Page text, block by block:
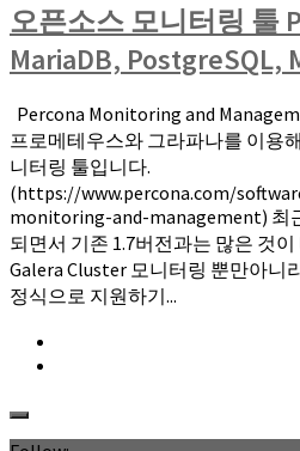
오픈소스 모니터링 툴
MariaDB, PostgreSQL,
Percona Monitoring and
프로메테우스와 그라파나를 이용
니터링 툴입니다.
(https://www.percona.com/
monitoring-and-management) 최
되면서 기존 1.7버전과는 많은 것
Galera Cluster 모니터링 뿐만아니
정식으로 지원하기...